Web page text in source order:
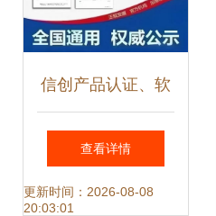
信创产品认证、软
件产品登记测试报
告代理与信息咨询
查看详情
更新时间：2026-08-08
20:03:01